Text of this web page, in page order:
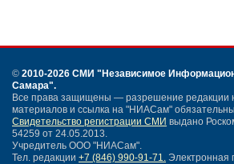
© 2010-2026 СМИ "Независимое
Самара".
Все права защищены — разрешение редакции
материалов и ссылка на "НИАСам"
Свидетельство регистрации СМИ выдано
54259 от 24.05.2013.
Учредитель ООО "НИАСам".
Тел. редакции +7 (846) 990-91-71. Электронная